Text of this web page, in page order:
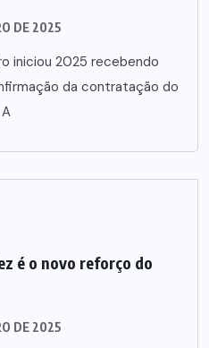
DE 2025
iniciou 2025 recebendo
da contratação do
é o novo reforço do
DE 2025